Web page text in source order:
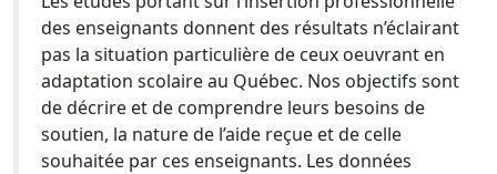
des enseignants donnent des résultats n’éclairant
pas la situation particulière de ceux oeuvrant en
adaptation scolaire au Québec. Nos objectifs sont
de décrire et de comprendre leurs besoins de
soutien, la nature de l’aide reçue et de celle
souhaitée par ces enseignants. Les données